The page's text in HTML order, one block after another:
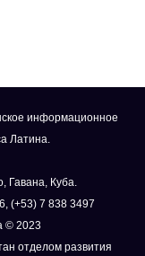
информационное
Латина.
Гавана, Куба.
(+53) 7 838 3497
© 2023
отделом развития